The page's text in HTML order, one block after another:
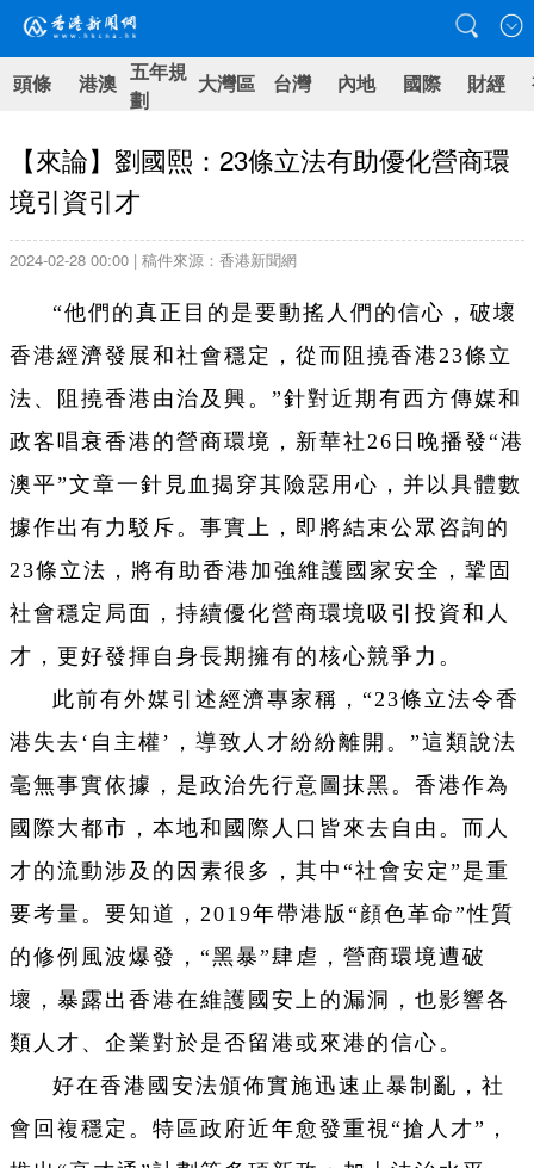
頭條 港澳 五年規
劃
大灣區 台灣 內地 國際 財經
【來論】劉國熙：23條立法有助優化營商環
境引資引才
2024-02-28 00:00 | 稿件來源：香港新聞網
“他們的真正目的是要動搖人們的信心，破壞
香港經濟發展和社會穩定，從而阻撓香港23條立
法、阻撓香港由治及興。”針對近期有西方傳媒和
政客唱衰香港的營商環境，新華社26日晚播發“港
澳平”文章一針見血揭穿其險惡用心，并以具體數
據作出有力駁斥。事實上，即將結束公眾咨詢的
23條立法，將有助香港加強維護國家安全，鞏固
社會穩定局面，持續優化營商環境吸引投資和人
才，更好發揮自身長期擁有的核心競爭力。
此前有外媒引述經濟專家稱，“23條立法令香
港失去‘自主權’，導致人才紛紛離開。”這類說法
毫無事實依據，是政治先行意圖抹黑。香港作為
國際大都市，本地和國際人口皆來去自由。而人
才的流動涉及的因素很多，其中“社會安定”是重
要考量。要知道，2019年帶港版“顔色革命”性質
的修例風波爆發，“黑暴”肆虐，營商環境遭破
壞，暴露出香港在維護國安上的漏洞，也影響各
類人才、企業對於是否留港或來港的信心。
好在香港國安法頒佈實施迅速止暴制亂，社
會回複穩定。特區政府近年愈發重視“搶人才”，